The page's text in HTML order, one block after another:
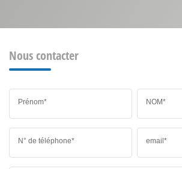
Nous contacter
Prénom* NOM*
N° de téléphone* email*